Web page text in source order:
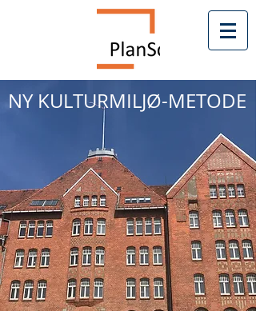
NY KULTURMILJØ-METODE